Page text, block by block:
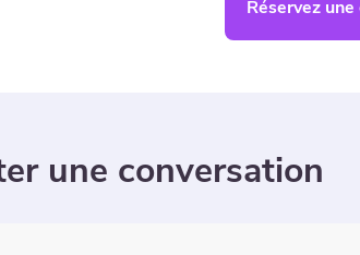
Réservez
une conversation